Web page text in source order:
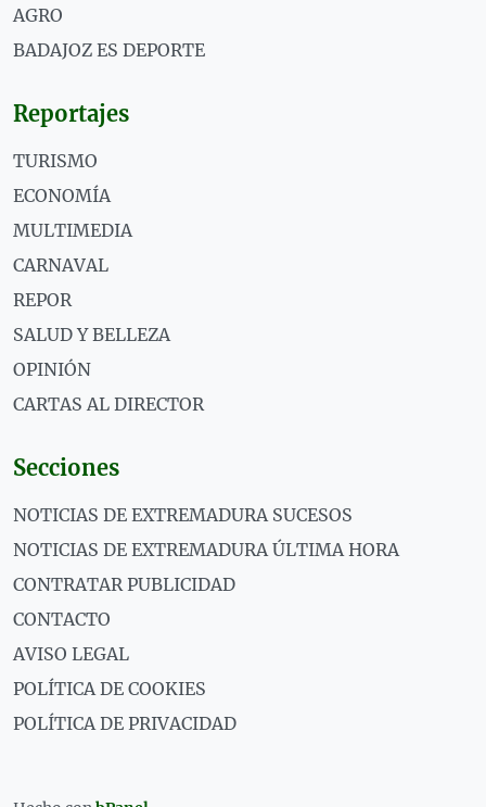
AGRO
BADAJOZ ES DEPORTE
Reportajes
TURISMO
ECONOMÍA
MULTIMEDIA
CARNAVAL
REPOR
SALUD Y BELLEZA
OPINIÓN
CARTAS AL DIRECTOR
Secciones
NOTICIAS DE EXTREMADURA SUCESOS
NOTICIAS DE EXTREMADURA ÚLTIMA HORA
CONTRATAR PUBLICIDAD
CONTACTO
AVISO LEGAL
POLÍTICA DE COOKIES
POLÍTICA DE PRIVACIDAD